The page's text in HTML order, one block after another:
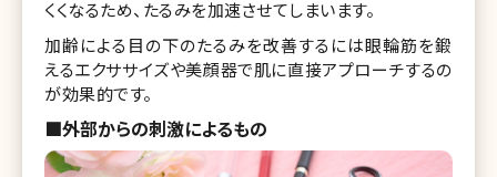
くくなるため、たるみを加速させてしまいます。
加齢による目の下のたるみを改善するには眼輪筋を鍛
えるエクササイズや美顔器で肌に直接アプローチするの
が効果的です。
■外部からの刺激によるもの